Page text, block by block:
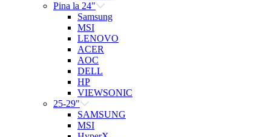
Pina la 24"
Samsung
MSI
LENOVO
ACER
AOC
DELL
HP
VIEWSONIC
25-29"
SAMSUNG
MSI